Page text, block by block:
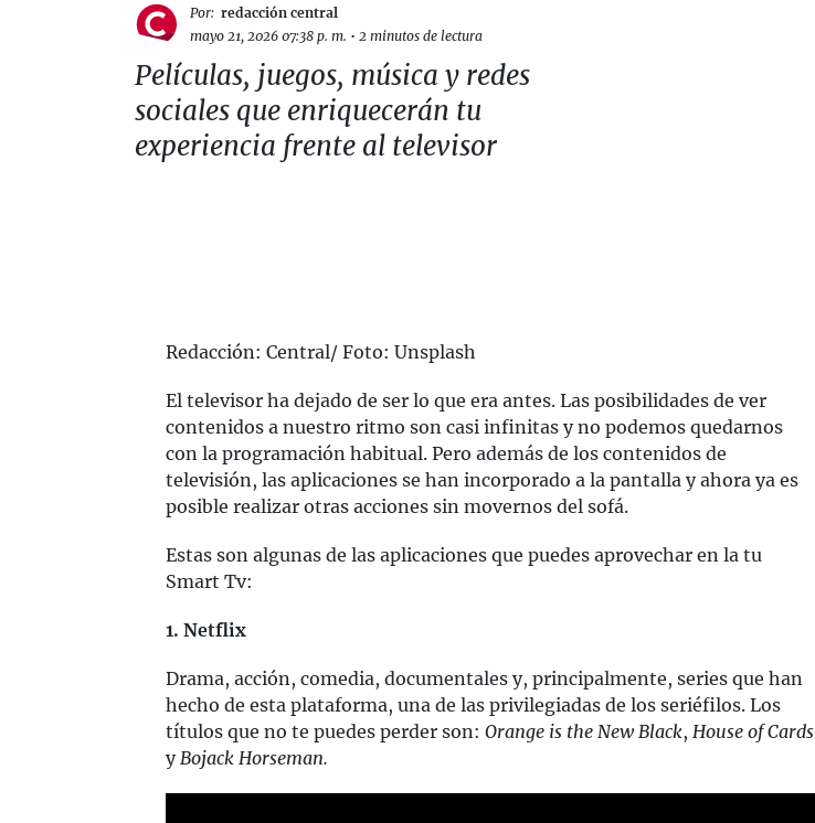
Por: redacción central
mayo 21, 2026 07:38 p. m. • 2 minutos de lectura
Películas, juegos, música y redes
sociales que enriquecerán tu
experiencia frente al televisor
Redacción: Central/ Foto: Unsplash
El televisor ha dejado de ser lo que era antes. Las posibilidades de ver
contenidos a nuestro ritmo son casi infinitas y no podemos quedarnos
con la programación habitual. Pero además de los contenidos de
televisión, las aplicaciones se han incorporado a la pantalla y ahora ya es
posible realizar otras acciones sin movernos del sofá.
Estas son algunas de las aplicaciones que puedes aprovechar en la tu
Smart Tv:
1. Netflix
Drama, acción, comedia, documentales y, principalmente, series que han
hecho de esta plataforma, una de las privilegiadas de los seriéfilos. Los
títulos que no te puedes perder son: Orange is the New Black, House of Cards
yBojack Horseman.